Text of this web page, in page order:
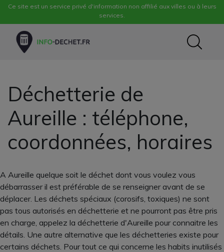
Ce site est un service privé d'information non affilié aux villes ou à leurs
services.
Déchetterie de
Aureille : téléphone,
coordonnées, horaires
A Aureille quelque soit le déchet dont vous voulez vous
débarrasser il est préférable de se renseigner avant de se
déplacer. Les déchets spéciaux (corosifs, toxiques) ne sont
pas tous autorisés en déchetterie et ne pourront pas être pris
en charge, appelez la déchetterie d'Aureille pour connaitre les
détails. Une autre alternative que les déchetteries existe pour
certains déchets. Pour tout ce qui concerne les habits inutilisés